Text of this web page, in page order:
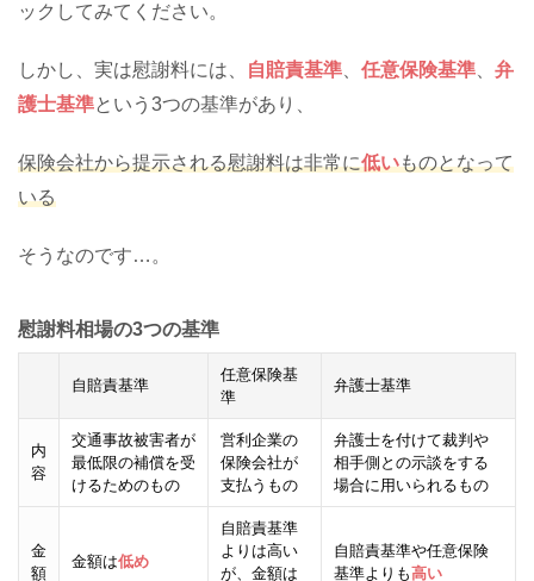
ックしてみてください。
しかし、実は慰謝料には、 自賠責基準 任意保険基準
弁
護士基準という3つの基準があり、
保険会社から提示される慰謝料は非常に低いものとなって
いる
そうなのです…。
慰謝料相場の3つの基準
自賠責基準
任意保険基
準
弁護士基準
内
容
交通事故被害者が
最低限の補償を受
けるためのもの
営利企業の
保険会社が
支払うもの
弁護士を付けて裁判や
相手側との示談をする
場合に用いられるもの
金
額
金額は低め
自賠責基準
よりは高い
が、金額は
自賠責基準や任意保険
基準よりも高い